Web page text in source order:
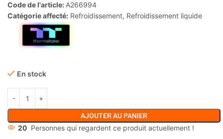
Code de l'article: A266994
Catégorie affecté: Refroidissement, Refroidissement liquide
En stock
AJOUTER AU PANIER
20 Personnes qui regardent ce produit actuellement !